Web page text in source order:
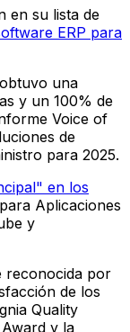
en su lista de
ERP para
una
y un 100% de
Voice of
de
para 2025.
en los
para Aplicaciones
y
reconocida por
de los
Quality
y la